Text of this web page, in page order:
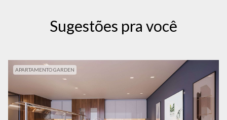
Sugestões pra você
APARTAMENTO GARDEN